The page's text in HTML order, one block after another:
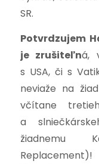
SR.
Potvrdzujem
je zrušiteľná,
s USA, či s
neviaže na
včítane
a
žiadnemu